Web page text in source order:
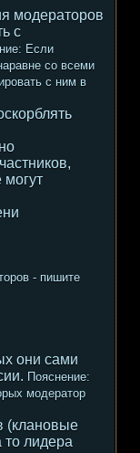
модераторов
с
Если
со всеми
с ним в
- пишите
они сами
Пояснение:
модератор
(клановые
лидера